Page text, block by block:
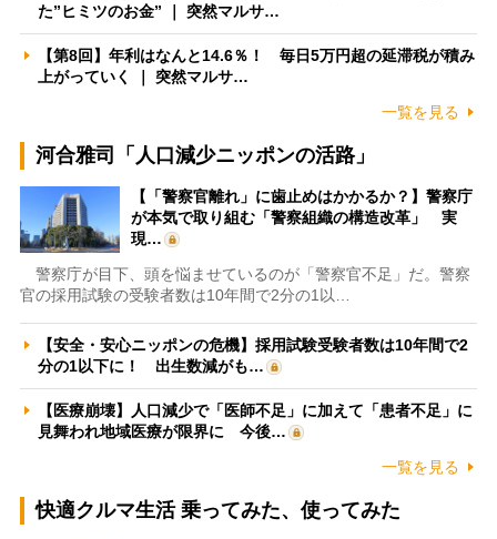
た”ヒミツのお金” ｜ 突然マルサ…
【第8回】年利はなんと14.6％！ 毎日5万円超の延滞税が積み
上がっていく ｜ 突然マルサ…
一覧を見る
河合雅司「人口減少ニッポンの活路」
【「警察官離れ」に歯止めはかかるか？】警察庁
が本気で取り組む「警察組織の構造改革」 実
現…
警察庁が目下、頭を悩ませているのが「警察官不足」だ。警察
官の採用試験の受験者数は10年間で2分の1以…
【安全・安心ニッポンの危機】採用試験受験者数は10年間で2
分の1以下に！ 出生数減がも…
【医療崩壊】人口減少で「医師不足」に加えて「患者不足」に
見舞われ地域医療が限界に 今後…
一覧を見る
快適クルマ生活 乗ってみた、使ってみた